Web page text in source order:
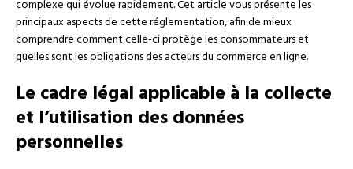
complexe qui évolue rapidement. Cet article vous présente les
principaux aspects de cette réglementation, afin de mieux
comprendre comment celle-ci protège les consommateurs et
quelles sont les obligations des acteurs du commerce en ligne.
Le cadre légal applicable à la collecte
et l’utilisation des données
personnelles